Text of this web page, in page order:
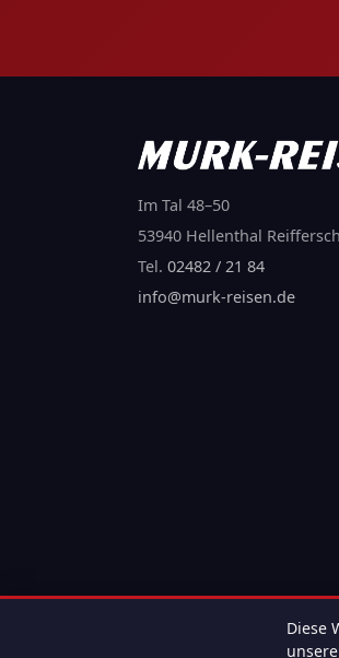
Im Tal 48–50
53940 Hellenthal
Tel. 02482 / 21 84
info@murk-reisen.de
Diese